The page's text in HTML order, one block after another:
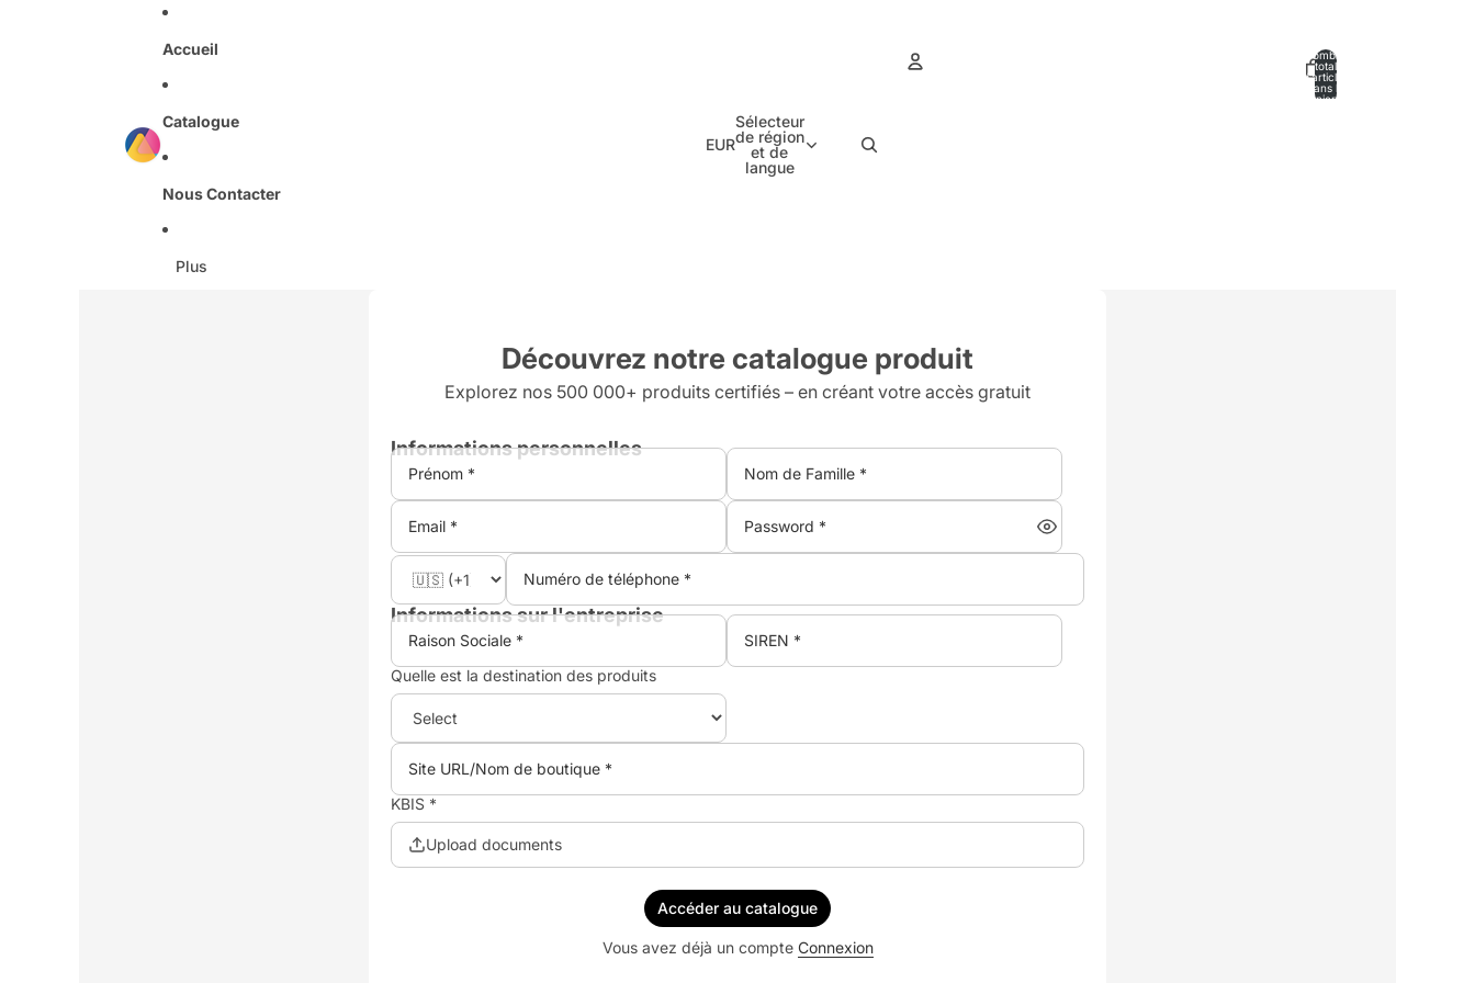
Accueil
Catalogue
Nous Contacter
Plus
EUR
Sélecteur
de région
et de
langue
Nombre
total
d’articles
dans le
panier: 0
Découvrez notre catalogue produit
Explorez nos 500 000+ produits certifiés – en créant votre accès gratuit
Informations personnelles
Informations sur l'entreprise
Quelle est la destination des produits
KBIS *
Upload documents
Accéder au catalogue
Vous avez déjà un compte Connexion